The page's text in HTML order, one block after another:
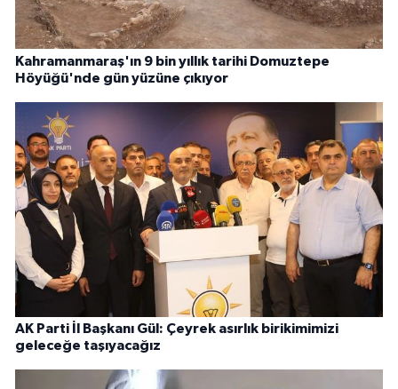
Kahramanmaraş'ın 9 bin yıllık tarihi Domuztepe
Höyüğü'nde gün yüzüne çıkıyor
AK Parti İl Başkanı Gül: Çeyrek asırlık birikimimizi
geleceğe taşıyacağız